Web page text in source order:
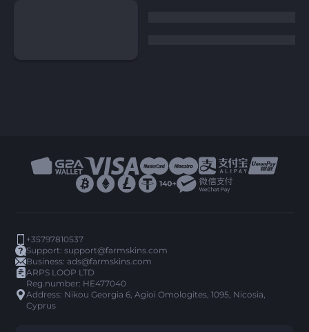
+35797810537
Support:support@farmskins.com
Business:ads@farmskins.com
ARPS LOOP LTD
Reg.number: HE477040
Address: Nikou Georgia 6, Agioi Omologites, 1095, Nicosia,
Cyprus